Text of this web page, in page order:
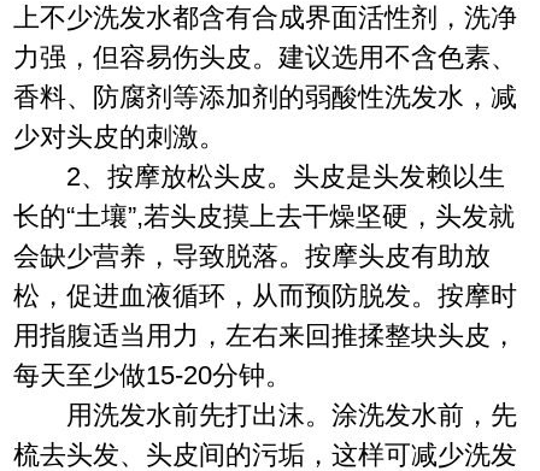
上不少洗发水都含有合成界面活性剂，洗净
力强，但容易伤头皮。建议选用不含色素、
香料、防腐剂等添加剂的弱酸性洗发水，减
少对头皮的刺激。
2、按摩放松头皮。头皮是头发赖以生
长的“土壤”,若头皮摸上去干燥坚硬，头发就
会缺少营养，导致脱落。按摩头皮有助放
松，促进血液循环，从而预防脱发。按摩时
用指腹适当用力，左右来回推揉整块头皮，
每天至少做15-20分钟。
用洗发水前先打出沫。涂洗发水前，先
梳去头发、头皮间的污垢，这样可减少洗发